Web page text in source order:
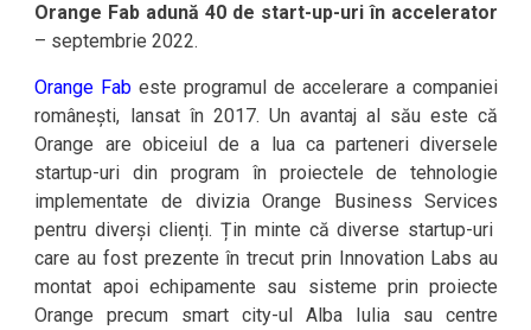
Orange Fab adună 40 de start-up-uri în accelerator
– septembrie 2022.
Orange Fab este programul de accelerare a companiei
românești, lansat în 2017. Un avantaj al său este că
Orange are obiceiul de a lua ca parteneri diversele
startup-uri din program în proiectele de tehnologie
implementate de divizia Orange Business Services
pentru diverși clienți. Țin minte că diverse startup-uri
care au fost prezente în trecut prin Innovation Labs au
montat apoi echipamente sau sisteme prin proiecte
Orange precum smart city-ul Alba Iulia sau centre